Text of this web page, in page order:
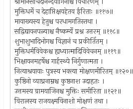
मुक्तिधर्मे च देहाप्तिक्षयहेतव ईरिताः ॥११७॥
मायाख्यस्य हेतुश्च परधामगतिस्तथा ।
सद्विद्यायनपत्न्याश्च नैष्कर्म्ये प्रश्न उत्तरम् ॥११८॥
शुभाशुभादिभोगश्च विज्ञानं च प्रकीर्तितम् ।
मुक्तिधर्मविवेकश्च ह्यध्यात्मादिविवेचनम् ॥११९॥
भिक्षायनमहर्षेश्च गार्हस्थ्ये निर्गुणात्मता ।
नित्याश्रयायाः पुत्रस्य भक्त्या मोक्षणमीरितम् ॥१२०॥
कुष्ठिनो व्याघ्रनाम्नश्च कुष्ठनाश उदाहृतः ।
उत्तमस्य ग्रामयाजिनश्च मुक्तिः समीरिता ॥१२१॥
विरालस्य राजयक्ष्मविनाशो मोक्षणं तथा ।